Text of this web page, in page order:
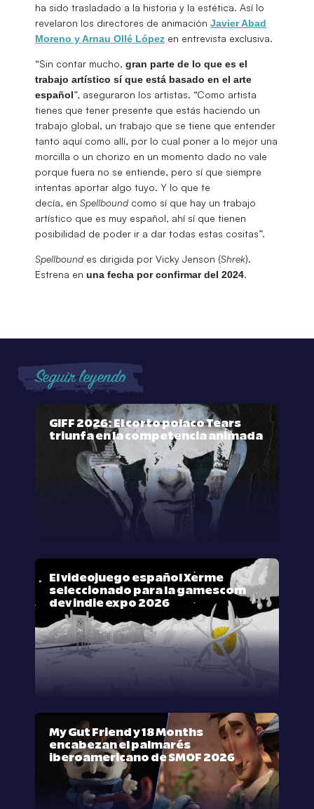
ha sido trasladado a la historia y la estética. Así lo
revelaron los directores de animación Javier Abad
Moreno y Arnau Ollé López en entrevista exclusiva.
“Sin contar mucho, gran parte de lo que es el
trabajo artístico sí que está basado en el arte
español”, aseguraron los artistas. “Como artista
tienes que tener presente que estás haciendo un
trabajo global, un trabajo que se tiene que entender
tanto aquí como allí, por lo cual poner a lo mejor una
morcilla o un chorizo en un momento dado no vale
porque fuera no se entiende, pero sí que siempre
intentas aportar algo tuyo. Y lo que te
decía, en Spellbound como sí que hay un trabajo
artístico que es muy español, ahí sí que tienen
posibilidad de poder ir a dar todas estas cositas”.
Spellbound es dirigida por Vicky Jenson (Shrek).
Estrena en una fecha por confirmar del 2024.
Seguir leyendo
GIFF 2026: El corto polaco Tears
triunfa en la competencia animada
El videojuego español Xerme
seleccionado para la gamescom
dev indie expo 2026
My Gut Friend y 18 Months
encabezan el palmarés
iberoamericano de SMOF 2026